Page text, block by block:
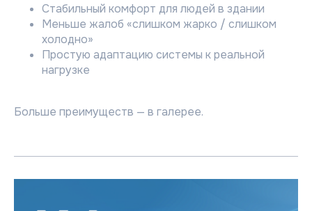
Стабильный комфорт для людей в здании
Меньше жалоб «слишком жарко / слишком
холодно»
Простую адаптацию системы к реальной
нагрузке
Больше преимуществ — в галерее.